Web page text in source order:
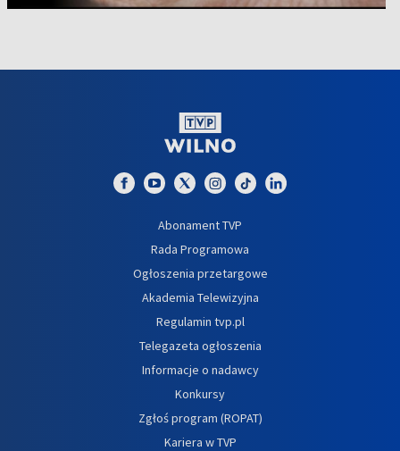
Abonament TVP
Rada Programowa
Ogłoszenia przetargowe
Akademia Telewizyjna
Regulamin tvp.pl
Telegazeta ogłoszenia
Informacje o nadawcy
Konkursy
Zgłoś program (ROPAT)
Kariera w TVP